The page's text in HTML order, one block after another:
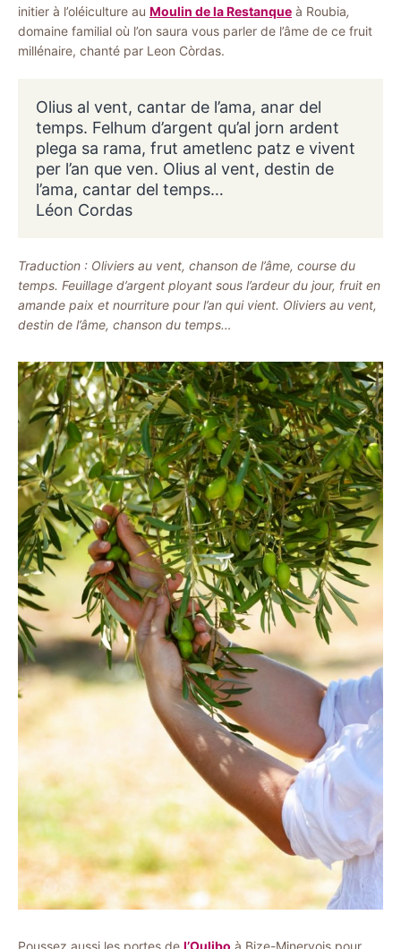
initier à l’oléiculture au Moulin de la Restanque à Roubia,
domaine familial où l’on saura vous parler de l’âme de ce fruit
millénaire, chanté par Leon Còrdas.
Olius al vent, cantar de l’ama, anar del
temps. Felhum d’argent qu’al jorn ardent
plega sa rama, frut ametlenc patz e vivent
per l’an que ven. Olius al vent, destin de
l’ama, cantar del temps…
Léon Cordas
Traduction : Oliviers au vent, chanson de l’âme, course du
temps. Feuillage d’argent ployant sous l’ardeur du jour, fruit en
amande paix et nourriture pour l’an qui vient. Oliviers au vent,
destin de l’âme, chanson du temps…
Poussez aussi les portes de l’Oulibo à Bize-Minervois pour